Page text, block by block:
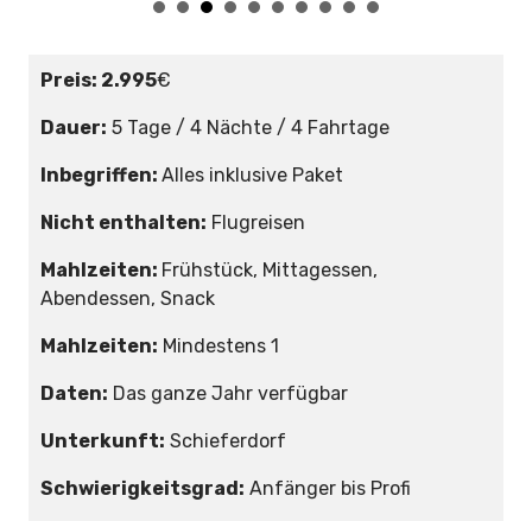
Preis: 2.995€
Dauer: 5 Tage / 4 Nächte / 4 Fahrtage
Inbegriffen: Alles inklusive Paket
Nicht enthalten: Flugreisen
Mahlzeiten: Frühstück, Mittagessen,
Abendessen, Snack
Mahlzeiten: Mindestens 1
Daten: Das ganze Jahr verfügbar
Unterkunft: Schieferdorf
Schwierigkeitsgrad: Anfänger bis Profi